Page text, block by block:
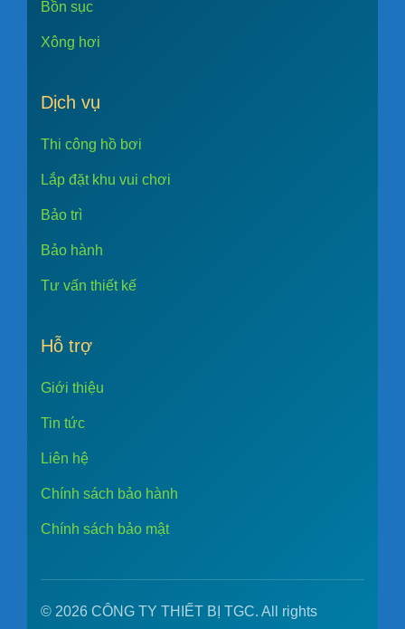
Bồn sục
Xông hơi
Dịch vụ
Thi công hồ bơi
Lắp đặt khu vui chơi
Bảo trì
Bảo hành
Tư vấn thiết kế
Hỗ trợ
Giới thiệu
Tin tức
Liên hệ
Chính sách bảo hành
Chính sách bảo mật
© 2026 CÔNG TY THIẾT BỊ TGC. All rights